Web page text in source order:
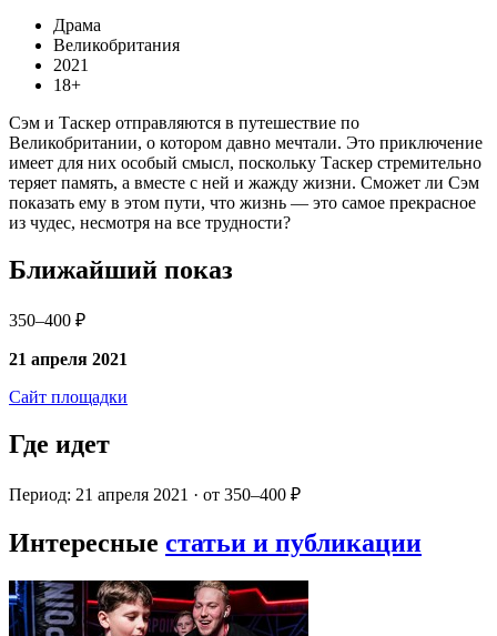
Драма
Великобритания
2021
18+
Сэм и Таскер отправляются в путешествие по
Великобритании, о котором давно мечтали. Это приключение
имеет для них особый смысл, поскольку Таскер стремительно
теряет память, а вместе с ней и жажду жизни. Сможет ли Сэм
показать ему в этом пути, что жизнь — это самое прекрасное
из чудес, несмотря на все трудности?
Ближайший показ
350–400 ₽
21 апреля 2021
Сайт площадки
Где идет
Период: 21 апреля 2021 · от 350–400 ₽
Интересные статьи и публикации